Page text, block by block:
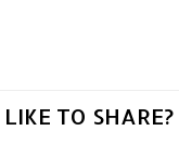
LIKE TO SHARE?